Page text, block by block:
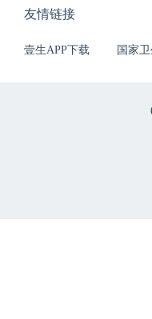
友情链接
壹生APP下载 国家